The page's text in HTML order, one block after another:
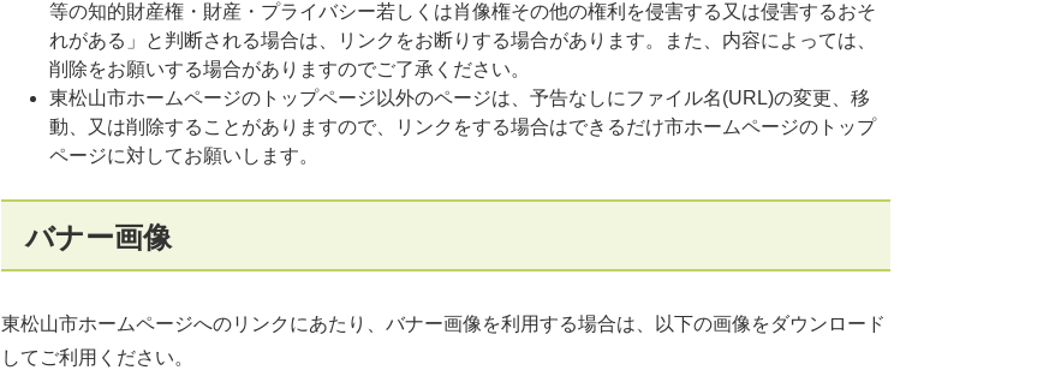
等の知的財産権・財産・プライバシー若しくは肖像権その他の権利を侵害する又は侵害するおそ
れがある」と判断される場合は、リンクをお断りする場合があります。また、内容によっては、
削除をお願いする場合がありますのでご了承ください。
東松山市ホームページのトップページ以外のページは、予告なしにファイル名(URL)の変更、移
動、又は削除することがありますので、リンクをする場合はできるだけ市ホームページのトップ
ページに対してお願いします。
バナー画像
東松山市ホームページへのリンクにあたり、バナー画像を利用する場合は、以下の画像をダウンロード
してご利用ください。